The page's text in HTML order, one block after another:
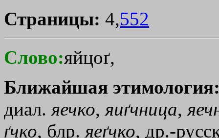
Страницы: 4,552
Слово:яйцоґ,
Ближайшая
диал. яечко, яиґчница,
ґчко, блр. яеґчко, др.-